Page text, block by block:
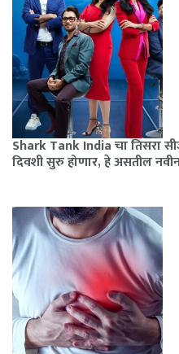
Shark Tank India चा तिसरा
दिवशी सुरु होणार, हे असतील